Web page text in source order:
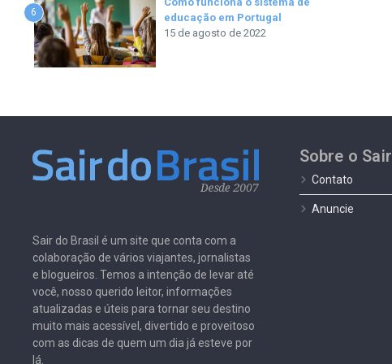
6
educação em Portugal
15 de agosto de 2022
Sair do Brasil é um site que conta com a
colaboração de vários viajantes, jornalistas
e blogueiros. Temos a intenção de levar até
você, nosso querido leitor, informações
atualizadas e úteis para tornar seu destino
muito mais acessível, divertido e proveitoso
com as dicas de quem um dia já esteve por
lá.
Sobre o Sair
Contato
Anuncie